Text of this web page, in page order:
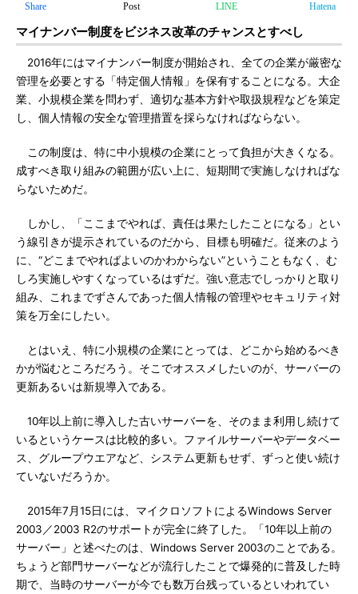
Share Post LINE Hatena
マイナンバー制度をビジネス改革のチャンスとすべし
2016年にはマイナンバー制度が開始され、全ての企業が厳密な
管理を必要とする「特定個人情報」を保有することになる。大企
業、小規模企業を問わず、適切な基本方針や取扱規程などを策定
し、個人情報の安全な管理措置を採らなければならない。
この制度は、特に中小規模の企業にとって負担が大きくなる。
成すべき取り組みの範囲が広い上に、短期間で実施しなければな
らないためだ。
しかし、「ここまでやれば、責任は果たしたことになる」とい
う線引きが提示されているのだから、目標も明確だ。従来のよう
に、“どこまでやればよいのかわからない”ということもなく、む
しろ実施しやすくなっているはずだ。強い意志でしっかりと取り
組み、これまでずさんであった個人情報の管理やセキュリティ対
策を万全にしたい。
とはいえ、特に小規模の企業にとっては、どこから始めるべき
かが悩むところだろう。そこでオススメしたいのが、サーバーの
更新あるいは新規導入である。
10年以上前に導入した古いサーバーを、そのまま利用し続けて
いるというケースは比較的多い。ファイルサーバーやデータベー
ス、グループウエアなど、システム更新もせず、ずっと使い続け
ていないだろうか。
2015年7月15日には、マイクロソフトによるWindows Server
2003／2003 R2のサポートが完全に終了した。「10年以上前の
サーバー」と述べたのは、Windows Server 2003のことである。
ちょうど部門サーバーなどが流行したことで爆発的に普及した時
期で、当時のサーバーが今でも数万台残っているといわれてい